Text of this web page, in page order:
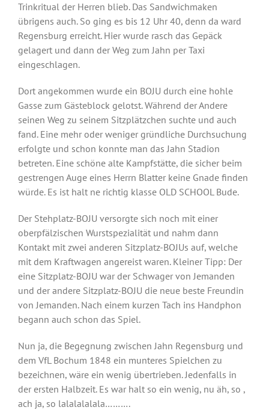
Trinkritual der Herren blieb. Das Sandwichmaken
übrigens auch. So ging es bis 12 Uhr 40, denn da ward
Regensburg erreicht. Hier wurde rasch das Gepäck
gelagert und dann der Weg zum Jahn per Taxi
eingeschlagen.
Dort angekommen wurde ein BOJU durch eine hohle
Gasse zum Gästeblock gelotst. Während der Andere
seinen Weg zu seinem Sitzplätzchen suchte und auch
fand. Eine mehr oder weniger gründliche Durchsuchung
erfolgte und schon konnte man das Jahn Stadion
betreten. Eine schöne alte Kampfstätte, die sicher beim
gestrengen Auge eines Herrn Blatter keine Gnade finden
würde. Es ist halt ne richtig klasse OLD SCHOOL Bude.
Der Stehplatz-BOJU versorgte sich noch mit einer
oberpfälzischen Wurstspezialität und nahm dann
Kontakt mit zwei anderen Sitzplatz-BOJUs auf, welche
mit dem Kraftwagen angereist waren. Kleiner Tipp: Der
eine Sitzplatz-BOJU war der Schwager von Jemanden
und der andere Sitzplatz-BOJU die neue beste Freundin
von Jemanden. Nach einem kurzen Tach ins Handphon
begann auch schon das Spiel.
Nun ja, die Begegnung zwischen Jahn Regensburg und
dem VfL Bochum 1848 ein munteres Spielchen zu
bezeichnen, wäre ein wenig übertrieben. Jedenfalls in
der ersten Halbzeit. Es war halt so ein wenig, nu äh, so ,
ach ja, so lalalalalala……….